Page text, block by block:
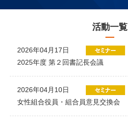
活動一覧
2026年04月17日
2025年度 第２回書記長会議
2026年04月10日
女性組合役員・組合員意見交換会